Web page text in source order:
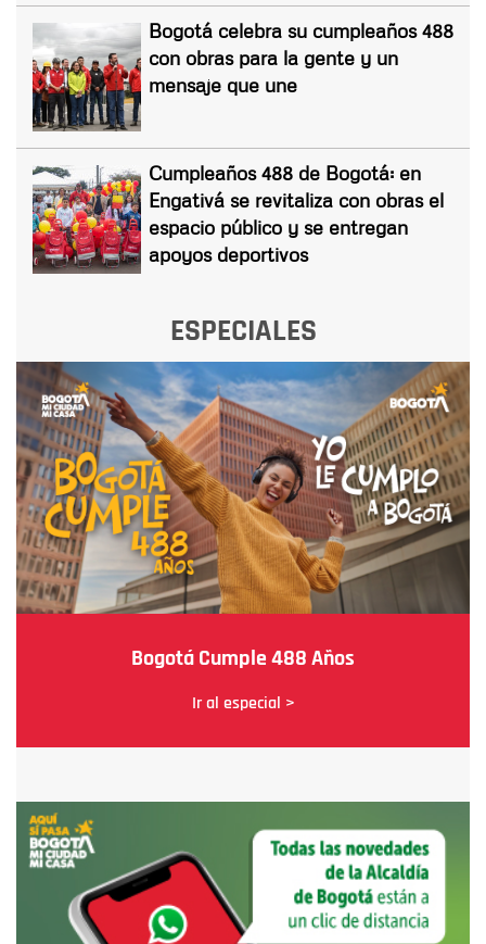
Bogotá celebra su cumpleaños 488
con obras para la gente y un
mensaje que une
Cumpleaños 488 de Bogotá: en
Engativá se revitaliza con obras el
espacio público y se entregan
apoyos deportivos
ESPECIALES
Bogotá Cumple 488 Años
Ir al especial >